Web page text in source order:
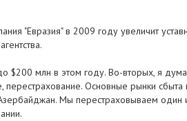
"Евразия" в 2009 году увеличит
$200 млн в этом году. Во-вторых, я
Основные рынки
Мы перестраховываем